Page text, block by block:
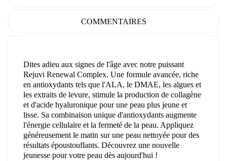
COMMENTAIRES
Dites adieu aux signes de l'âge avec notre puissant
Rejuvi Renewal Complex. Une formule avancée, riche
en antioxydants tels que l'ALA, le DMAE, les algues et
les extraits de levure, stimule la production de collagène
et d'acide hyaluronique pour une peau plus jeune et
lisse. Sa combinaison unique d'antioxydants augmente
l'énergie cellulaire et la fermeté de la peau. Appliquez
généreusement le matin sur une peau nettoyée pour des
résultats époustouflants. Découvrez une nouvelle
jeunesse pour votre peau dès aujourd'hui !